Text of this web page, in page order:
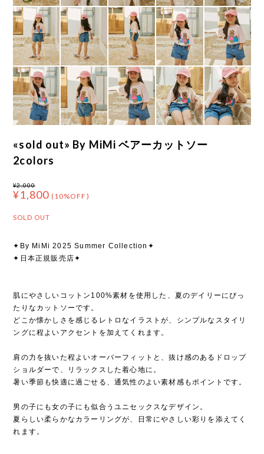
«sold out» By MiMi ベアーカットソー
2colors
¥2,000
¥1,800 (10%OFF)
SOLD OUT
✦By MiMi 2025 Summer Collection✦
✦日本正規販売店✦
肌にやさしいコットン100%素材を使用した、夏のデイリーにぴっ
たりなカットソーです。
どこか懐かしさを感じるレトロなイラストが、シンプルなスタイリ
ングに程よいアクセントを加えてくれます。
肩の力を抜いた程よいオーバーフィットと、抜け感のあるドロップ
ショルダーで、リラックスした着心地に。
暑い季節も快適に過ごせる、通気性のよい素材感もポイントです。
男の子にも女の子にも似合うユニセックスなデザイン。
夏らしい柔らかなカラーリングが、日常にやさしい彩りを添えてく
れます。